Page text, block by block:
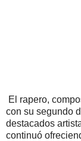
El rapero,
con su segundo
destacados
continuó